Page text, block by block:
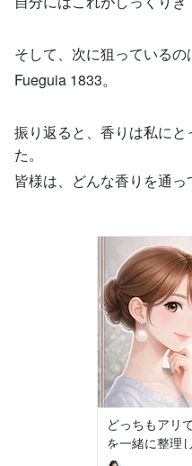
そして、次に狙っているの
Fueguia 1833。
振り返ると、香りは私に
た。
皆様は、どんな香りを通っ
どっちもアリ
を一緒に整理